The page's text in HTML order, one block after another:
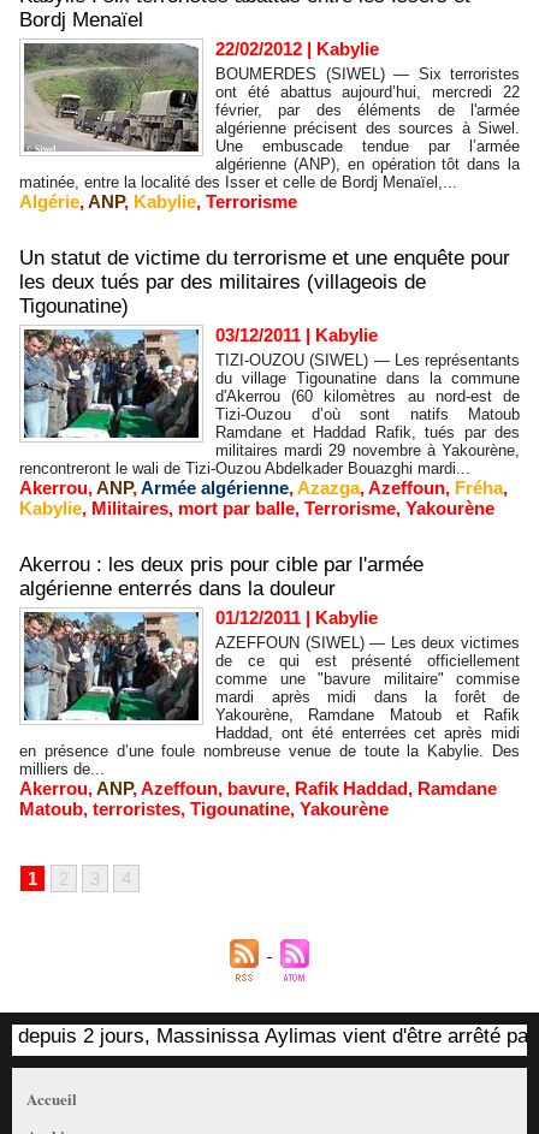
Bordj Menaïel
22/02/2012 | Kabylie
BOUMERDES (SIWEL) — Six terroristes
ont été abattus aujourd’hui, mercredi 22
février, par des éléments de l'armée
algérienne précisent des sources à Siwel.
Une embuscade tendue par l’armée
algérienne (ANP), en opération tôt dans la
matinée, entre la localité des Isser et celle de Bordj Menaïel,...
Algérie,ANP, Kabylie, Terrorisme
Un statut de victime du terrorisme et une enquête pour
les deux tués par des militaires (villageois de
Tigounatine)
03/12/2011 | Kabylie
TIZI-OUZOU (SIWEL) — Les représentants
du village Tigounatine dans la commune
d'Akerrou (60 kilomètres au nord-est de
Tizi-Ouzou d’où sont natifs Matoub
Ramdane et Haddad Rafik, tués par des
militaires mardi 29 novembre à Yakourène,
rencontreront le wali de Tizi-Ouzou Abdelkader Bouazghi mardi...
Akerrou,ANP,Armée algérienne,Azazga,Azeffoun, Fréha,
Kabylie, Militaires, mort par balle, Terrorisme, Yakourène
Akerrou : les deux pris pour cible par l'armée
algérienne enterrés dans la douleur
01/12/2011 | Kabylie
AZEFFOUN (SIWEL) — Les deux victimes
de ce qui est présenté officiellement
comme une "bavure militaire" commise
mardi après midi dans la forêt de
Yakourène, Ramdane Matoub et Rafik
Haddad, ont été enterrées cet après midi
en présence d’une foule nombreuse venue de toute la Kabylie. Des
milliers de...
Akerrou,ANP,Azeffoun, bavure, Rafik Haddad, Ramdane
Matoub, terroristes, Tigounatine, Yakourène
1 2 3 4
2 jours, Massinissa Aylimas vient d'être arrêté par les
Accueil